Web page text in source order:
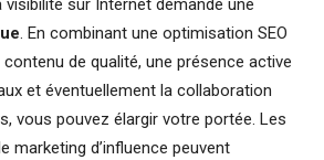
visibilité sur Internet demande une
. En combinant une optimisation SEO
de qualité, une présence active
et éventuellement la collaboration
vous pouvez élargir votre portée. Les
marketing d’influence peuvent